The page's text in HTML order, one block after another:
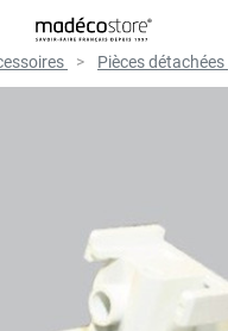
Pièces détachées